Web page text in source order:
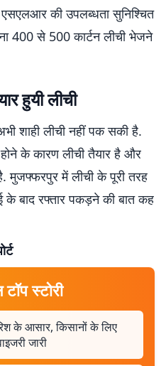
की उपलब्धता सुनिश्चित
400 से 500 कार्टन लीची भेजने
हुयी लीची
शाही लीची नहीं पक सकी है.
के कारण लीची तैयार है और
मुजफ्फरपुर में लीची के पूरी तरह
के बाद रफ्तार पकड़ने की बात कह
स्टोरी
के आसार, किसानों के लिए
जारी